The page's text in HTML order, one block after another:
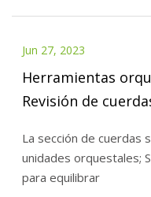
Jun 27, 2023
Herramientas
Revisión de
La sección de cuerdas
unidades orquestales; Se necesitan muchos músicos
para equilibrar